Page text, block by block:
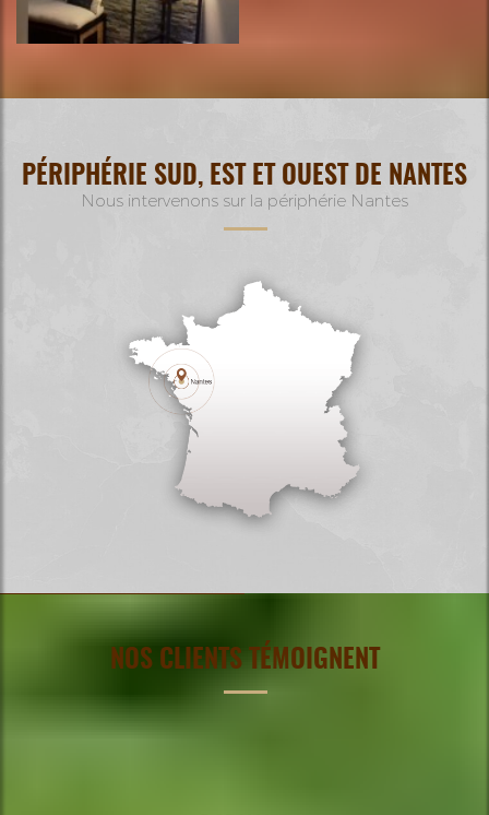
PÉRIPHÉRIE SUD, EST ET OUEST DE NANTES
Nous intervenons sur la périphérie Nantes
NOS CLIENTS TÉMOIGNENT